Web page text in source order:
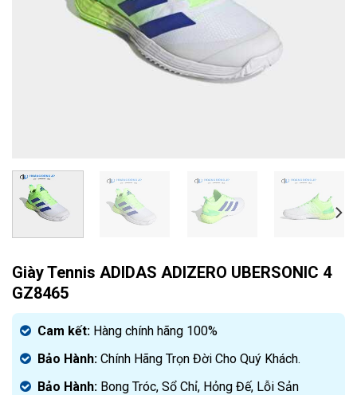
Giày Tennis ADIDAS ADIZERO UBERSONIC 4
GZ8465
Cam kết: Hàng chính hãng 100%
Bảo Hành: Chính Hãng Trọn Đời Cho Quý Khách.
Bảo Hành: Bong Tróc, Sổ Chỉ, Hỏng Đế, Lỗi Sản